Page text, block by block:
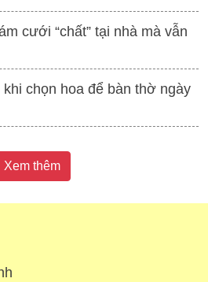
cưới “chất” tại nhà mà vẫn
chọn hoa để bàn thờ ngày
Xem thêm